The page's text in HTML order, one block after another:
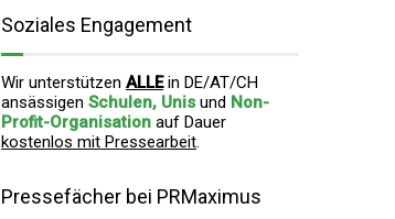
Soziales Engagement
Wir unterstützen ALLEin DE/AT/CH
ansässigen Schulen, Unis und Non-
Profit-Organisation auf Dauer
kostenlos mit Pressearbeit.
Pressefächer bei PRMaximus